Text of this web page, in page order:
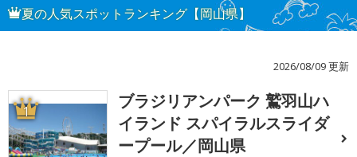
夏の人気スポットランキング【岡山県】
2026/08/09 更新
1
ブラジリアンパーク 鷲羽山ハ
イランド スパイラルスライダ
ープール／岡山県